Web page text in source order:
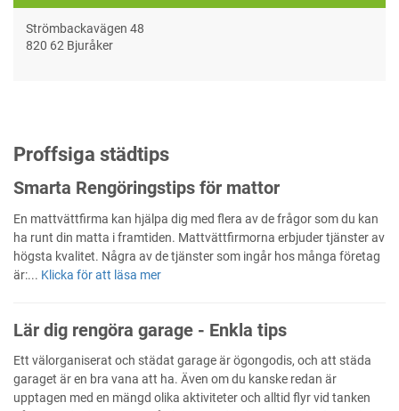
Strömbackavägen 48
820 62 Bjuråker
Proffsiga städtips
Smarta Rengöringstips för mattor
En mattvättfirma kan hjälpa dig med flera av de frågor som du kan
ha runt din matta i framtiden. Mattvättfirmorna erbjuder tjänster av
högsta kvalitet. Några av de tjänster som ingår hos många företag
är:... Klicka för att läsa mer
Lär dig rengöra garage - Enkla tips
Ett välorganiserat och städat garage är ögongodis, och att städa
garaget är en bra vana att ha. Även om du kanske redan är
upptagen med en mängd olika aktiviteter och alltid flyr vid tanken